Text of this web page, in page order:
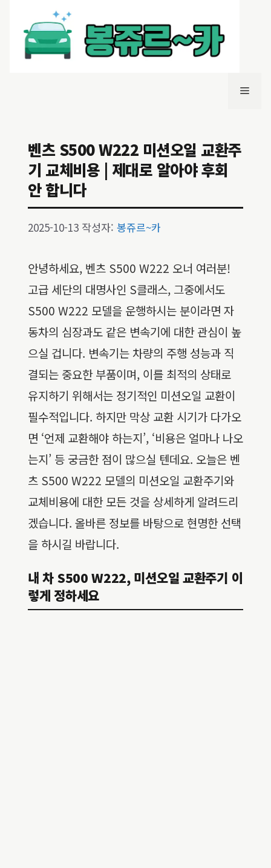
메
벤츠 S500 W222 미션오일 교환주
기 교체비용 | 제대로 알아야 후회
안 합니다
2025-10-13 작성자: 봉쥬르~카
안녕하세요, 벤츠 S500 W222 오너 여러분!
고급 세단의 대명사인 S클래스, 그중에서도
S500 W222 모델을 운행하시는 분이라면 자
동차의 심장과도 같은 변속기에 대한 관심이 높
으실 겁니다. 변속기는 차량의 주행 성능과 직
결되는 중요한 부품이며, 이를 최적의 상태로
유지하기 위해서는 정기적인 미션오일 교환이
필수적입니다. 하지만 막상 교환 시기가 다가오
면 ‘언제 교환해야 하는지’, ‘비용은 얼마나 나오
는지’ 등 궁금한 점이 많으실 텐데요. 오늘은 벤
츠 S500 W222 모델의 미션오일 교환주기와
교체비용에 대한 모든 것을 상세하게 알려드리
겠습니다. 올바른 정보를 바탕으로 현명한 선택
을 하시길 바랍니다.
내 차 S500 W222, 미션오일 교환주기 이
렇게 정하세요